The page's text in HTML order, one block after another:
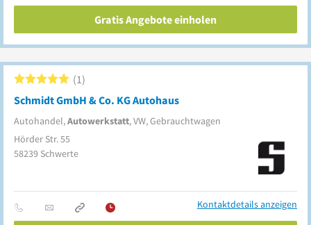
Gratis Angebote einholen
Schmidt GmbH & Co. KG Autohaus
Autohandel,Autowerkstatt, VW, Gebrauchtwagen
1
Hörder Str. 55
58239 Schwerte
Kontaktdetails anzeigen